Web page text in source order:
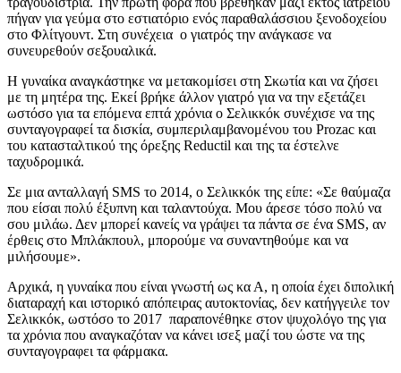
πήγαν για γεύμα στο εστιατόριο ενός παραθαλάσσιου ξενοδοχείου
στο Φλίτγουντ. Στη συνέχεια ο γιατρός την ανάγκασε να
συνευρεθούν σεξουαλικά.
Η γυναίκα αναγκάστηκε να μετακομίσει στη Σκωτία και να ζήσει
με τη μητέρα της. Εκεί βρήκε άλλον γιατρό για να την εξετάζει
ωστόσο για τα επόμενα επτά χρόνια ο Σελικκόκ συνέχισε να της
συνταγογραφεί τα δισκία, συμπεριλαμβανομένου του Prozac και
του κατασταλτικού της όρεξης Reductil και της τα έστελνε
ταχυδρομικά.
Σε μια ανταλλαγή SMS το 2014, ο Σελικκόκ της είπε: «Σε θαύμαζα
που είσαι πολύ έξυπνη και ταλαντούχα. Μου άρεσε τόσο πολύ να
σου μιλάω. Δεν μπορεί κανείς να γράψει τα πάντα σε ένα SMS, αν
έρθεις στο Μπλάκπουλ, μπορούμε να συναντηθούμε και να
μιλήσουμε».
Αρχικά, η γυναίκα που είναι γνωστή ως κα Α, η οποία έχει διπολική
διαταραχή και ιστορικό απόπειρας αυτοκτονίας, δεν κατήγγειλε τον
Σελικκόκ, ωστόσο το 2017 παραπονέθηκε στον ψυχολόγο της για
τα χρόνια που αναγκαζόταν να κάνει ισεξ μαζί του ώστε να της
συνταγογραφει τα φάρμακα.